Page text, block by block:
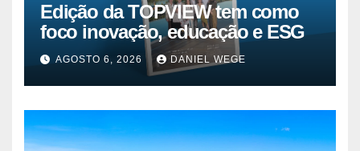
Edição da TOPVIEW tem como
foco inovação, educação e ESG
AGOSTO 6, 2026 DANIEL WEGE